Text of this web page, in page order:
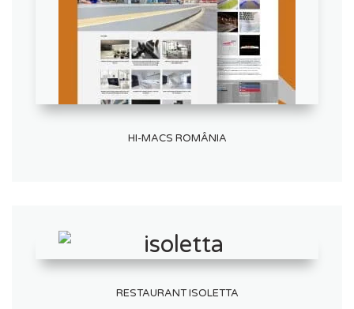
HI-MACS ROMÂNIA
RESTAURANT ISOLETTA